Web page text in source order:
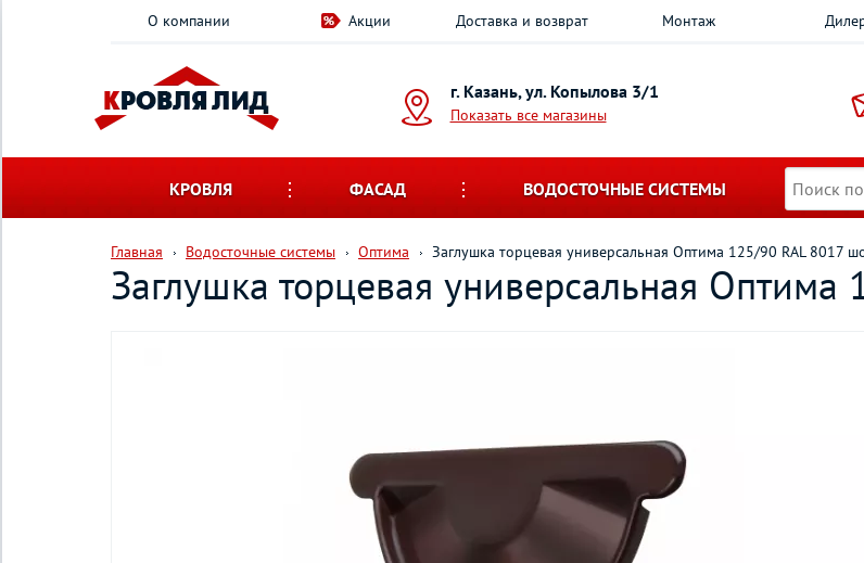
О компании Акции Доставка и возврат Монтаж
г. Казань, ул. Копылова 3/1
Показать все магазины
КРОВЛЯ ФАСАД ВОДОСТОЧНЫЕ СИСТЕМЫ
Главная Водосточные системы Оптима Заглушка торцевая универсальная Оптима 125/90 RAL 8017
Заглушка торцевая универсальная